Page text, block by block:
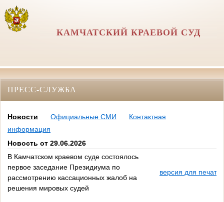
КАМЧАТСКИЙ КРАЕВОЙ СУД
ПРЕСС-СЛУЖБА
Новости Официальные СМИ
Контактная
информация
Новость от 29.06.2026
В Камчатском краевом суде состоялось
первое заседание Президиума по
рассмотрению кассационных жалоб на
решения мировых судей
версия для печати